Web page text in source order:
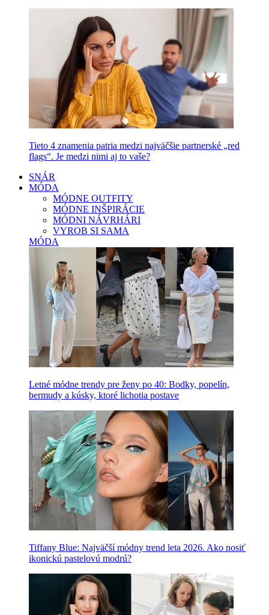
Tieto 4 znamenia patria medzi najväčšie partnerské „red
flags“. Je medzi nimi aj to vaše?
SNÁR
MÓDA
MÓDNE OUTFITY
MÓDNE INŠPIRÁCIE
MÓDNI NÁVRHÁRI
VYROB SI SAMA
MÓDA
Letné módne trendy pre ženy po 40: Bodky, popelín,
bermudy a kúsky, ktoré lichotia postave
Tiffany Blue: Najväčší módny trend leta 2026. Ako nosiť
ikonickú pastelovú modrú?